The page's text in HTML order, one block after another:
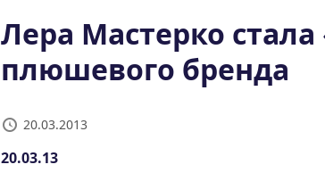
Лера Мастерко
плюшевого бренда
20.03.2013
20.03.13